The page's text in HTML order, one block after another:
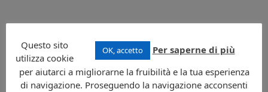
CONTATTI
OK, accetto Per saperne di più
Questo sito
utilizza cookie
per aiutarci a migliorarne la fruibilità e la tua esperienza
di navigazione. Proseguendo la navigazione acconsenti